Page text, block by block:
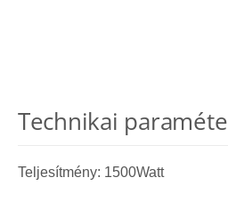
Technikai
Teljesítmény: 1500Watt